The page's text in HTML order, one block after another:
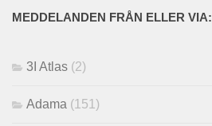
MEDDELANDEN FRÅN ELLER VIA:
3I Atlas (2)
Adama (151)